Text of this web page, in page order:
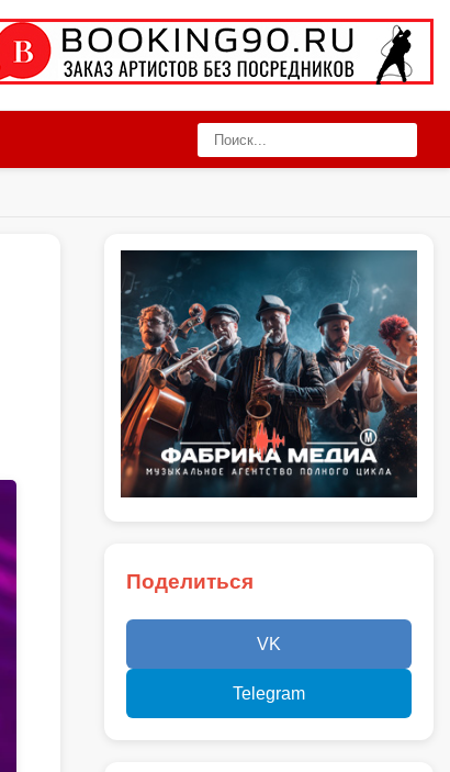
Поделиться
VK
Telegram